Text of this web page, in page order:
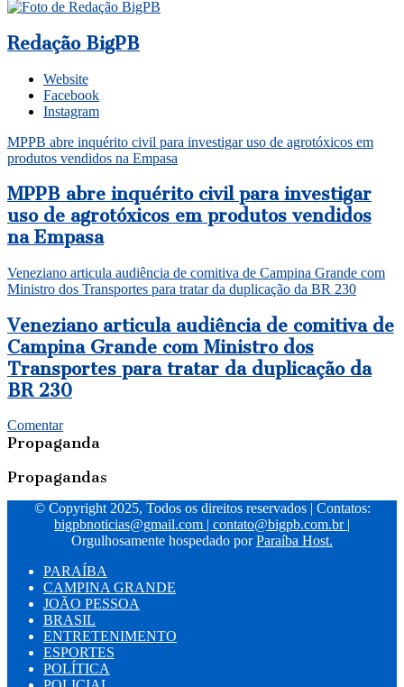
Redação BigPB
Website
Facebook
Instagram
MPPB abre inquérito civil para investigar uso de agrotóxicos em
produtos vendidos na Empasa
MPPB abre inquérito civil para investigar
uso de agrotóxicos em produtos vendidos
na Empasa
Veneziano articula audiência de comitiva de Campina Grande com
Ministro dos Transportes para tratar da duplicação da BR 230
Veneziano articula audiência de comitiva de
Campina Grande com Ministro dos
Transportes para tratar da duplicação da
BR 230
Comentar
Propaganda
Propagandas
© Copyright 2025, Todos os direitos reservados | Contatos:
bigpbnoticias@gmail.com
contato@bigpb.com.br
Orgulhosamente hospedado porParaíba Host.
PARAÍBA
CAMPINA GRANDE
JOÃO PESSOA
BRASIL
ENTRETENIMENTO
ESPORTES
POLÍTICA